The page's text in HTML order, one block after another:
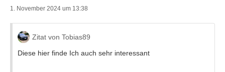
1. November 2024 um 13:38
Zitat von Tobias89
Diese hier finde Ich auch sehr interessant